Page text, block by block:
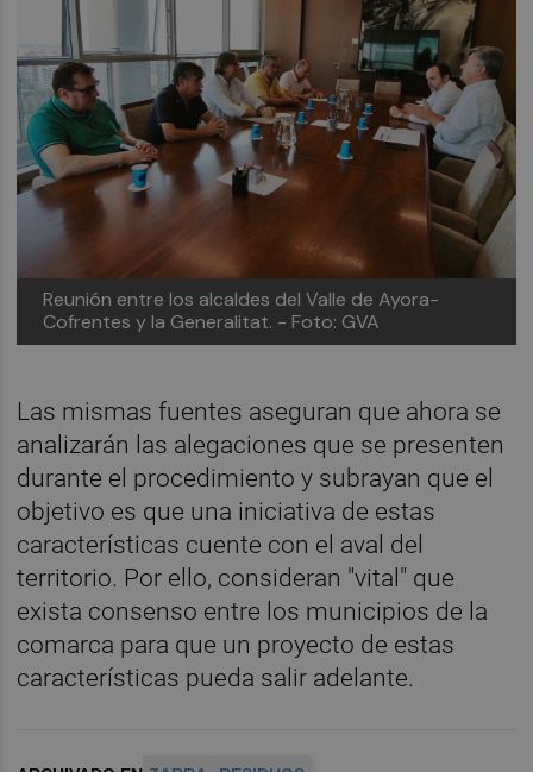
Reunión entre los alcaldes del Valle de Ayora-
Cofrentes y la Generalitat. - Foto: GVA
Las mismas fuentes aseguran que ahora se
analizarán las alegaciones que se presenten
durante el procedimiento y subrayan que el
objetivo es que una iniciativa de estas
características cuente con el aval del
territorio. Por ello, consideran "vital" que
exista consenso entre los municipios de la
comarca para que un proyecto de estas
características pueda salir adelante.